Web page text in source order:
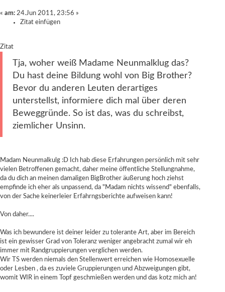
« am: 24.Jun 2011, 23:56 »
Zitat einfügen
Zitat
Tja, woher weiß Madame Neunmalklug das?
Du hast deine Bildung wohl von Big Brother?
Bevor du anderen Leuten derartiges
unterstellst, informiere dich mal über deren
Beweggründe. So ist das, was du schreibst,
ziemlicher Unsinn.
Madam Neunmalkulg :D Ich hab diese Erfahrungen persönlich mit sehr
vielen Betroffenen gemacht, daher meine öffentliche Stellungnahme,
da du dich an meinen damaligen BigBrother äußerung hoch ziehst
empfinde ich eher als unpassend, da "Madam nichts wissend" ebenfalls,
von der Sache keinerleier Erfahrngsberichte aufweisen kann!
Von daher....
Was ich bewundere ist deiner leider zu tolerante Art, aber im Bereich
ist ein gewisser Grad von Toleranz weniger angebracht zumal wir eh
immer mit Randgruppierungen verglichen werden.
Wir TS werden niemals den Stellenwert erreichen wie Homosexuelle
oder Lesben , da es zuviele Gruppierungen und Abzweigungen gibt,
womit WIR in einem Topf geschmießen werden und das kotz mich an!